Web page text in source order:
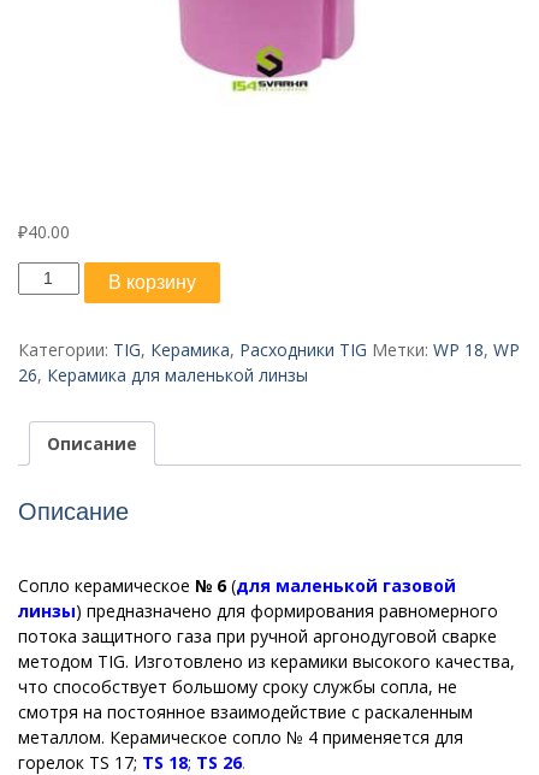
₽40.00
Количество
товара
сопло
№6
В корзину
Категории: TIG, Керамика, Расходники TIG Метки: WP 18, WP
26, Керамика для маленькой линзы
Описание
Описание
Сопло керамическое № 6(для маленькой газовой
линзы) предназначено для формирования равномерного
потока защитного газа при ручной аргонодуговой сварке
методом TIG. Изготовлено из керамики высокого качества,
что способствует большому сроку службы сопла, не
смотря на постоянное взаимодействие с раскаленным
металлом. Керамическое сопло № 4 применяется для
горелок TS 17; TS 18; TS 26.